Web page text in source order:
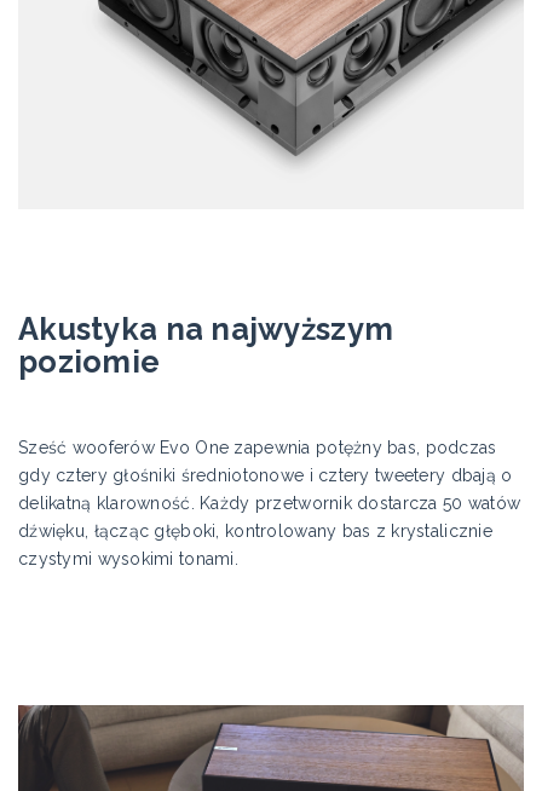
Akustyka na najwyższym
poziomie
Sześć wooferów Evo One zapewnia potężny bas, podczas
gdy cztery głośniki średniotonowe i cztery tweetery dbają o
delikatną klarowność. Każdy przetwornik dostarcza 50 watów
dźwięku, łącząc głęboki, kontrolowany bas z krystalicznie
czystymi wysokimi tonami.